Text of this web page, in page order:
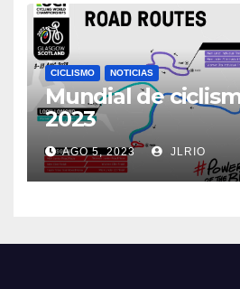
CICLISMO NOTICIAS
Mundial de
2023
AGO 5, 2023 JLRIO